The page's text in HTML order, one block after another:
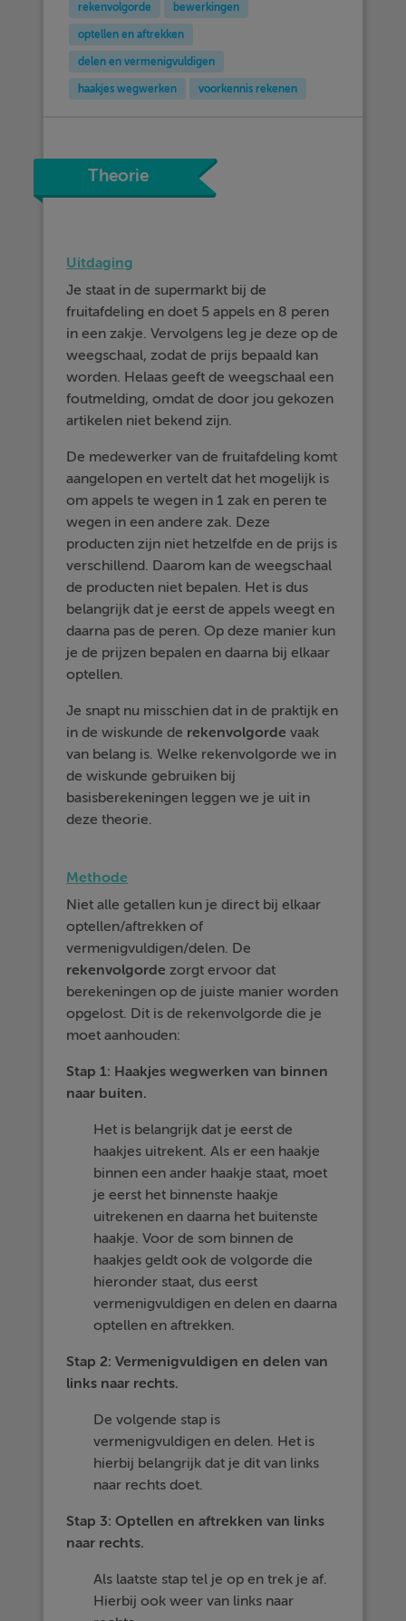
rekenvolgorde bewerkingen
optellen en aftrekken
delen en vermenigvuldigen
haakjes wegwerken voorkennis rekenen
Theorie
Uitdaging
Je staat in de supermarkt bij de
fruitafdeling en doet 5 appels en 8 peren
in een zakje. Vervolgens leg je deze op de
weegschaal, zodat de prijs bepaald kan
worden. Helaas geeft de weegschaal een
foutmelding, omdat de door jou gekozen
artikelen niet bekend zijn.
De medewerker van de fruitafdeling komt
aangelopen en vertelt dat het mogelijk is
om appels te wegen in 1 zak en peren te
wegen in een andere zak. Deze
producten zijn niet hetzelfde en de prijs is
verschillend. Daarom kan de weegschaal
de producten niet bepalen. Het is dus
belangrijk dat je eerst de appels weegt en
daarna pas de peren. Op deze manier kun
je de prijzen bepalen en daarna bij elkaar
optellen.
Je snapt nu misschien dat in de praktijk en
in de wiskunde de rekenvolgorde vaak
van belang is. Welke rekenvolgorde we in
de wiskunde gebruiken bij
basisberekeningen leggen we je uit in
deze theorie.
Methode
Niet alle getallen kun je direct bij elkaar
optellen/aftrekken of
vermenigvuldigen/delen. De
rekenvolgorde zorgt ervoor dat
berekeningen op de juiste manier worden
opgelost. Dit is de rekenvolgorde die je
moet aanhouden:
Stap 1: Haakjes wegwerken van binnen
naar buiten.
Het is belangrijk dat je eerst de
haakjes uitrekent. Als er een haakje
binnen een ander haakje staat, moet
je eerst het binnenste haakje
uitrekenen en daarna het buitenste
haakje. Voor de som binnen de
haakjes geldt ook de volgorde die
hieronder staat, dus eerst
vermenigvuldigen en delen en daarna
optellen en aftrekken.
Stap 2: Vermenigvuldigen en delen van
links naar rechts.
De volgende stap is
vermenigvuldigen en delen. Het is
hierbij belangrijk dat je dit van links
naar rechts doet.
Stap 3: Optellen en aftrekken van links
naar rechts.
Als laatste stap tel je op en trek je af.
Hierbij ook weer van links naar